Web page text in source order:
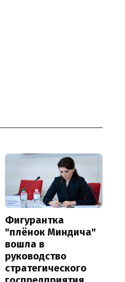
Фигурантка
"плёнок Миндича"
вошла в
руководство
стратегического